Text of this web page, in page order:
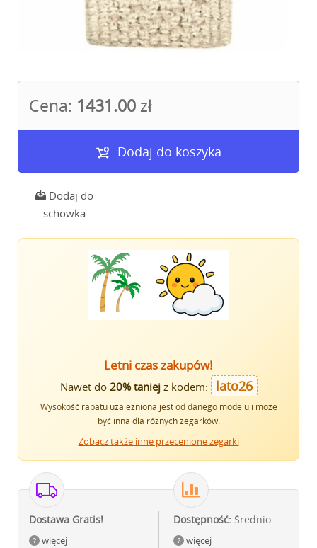
Cena: 1431.00 zł
Dodaj do koszyka
Dodaj do
schowka
Letni czas zakupów!
Nawet do 20% taniejz kodem: lato26
Wysokość rabatu uzależniona jest od danego modelu i może
być inna dla różnych zegarków.
Zobacz także inne przecenione zegarki
Dostawa Gratis!
więcej
Dostępność: Średnio
więcej